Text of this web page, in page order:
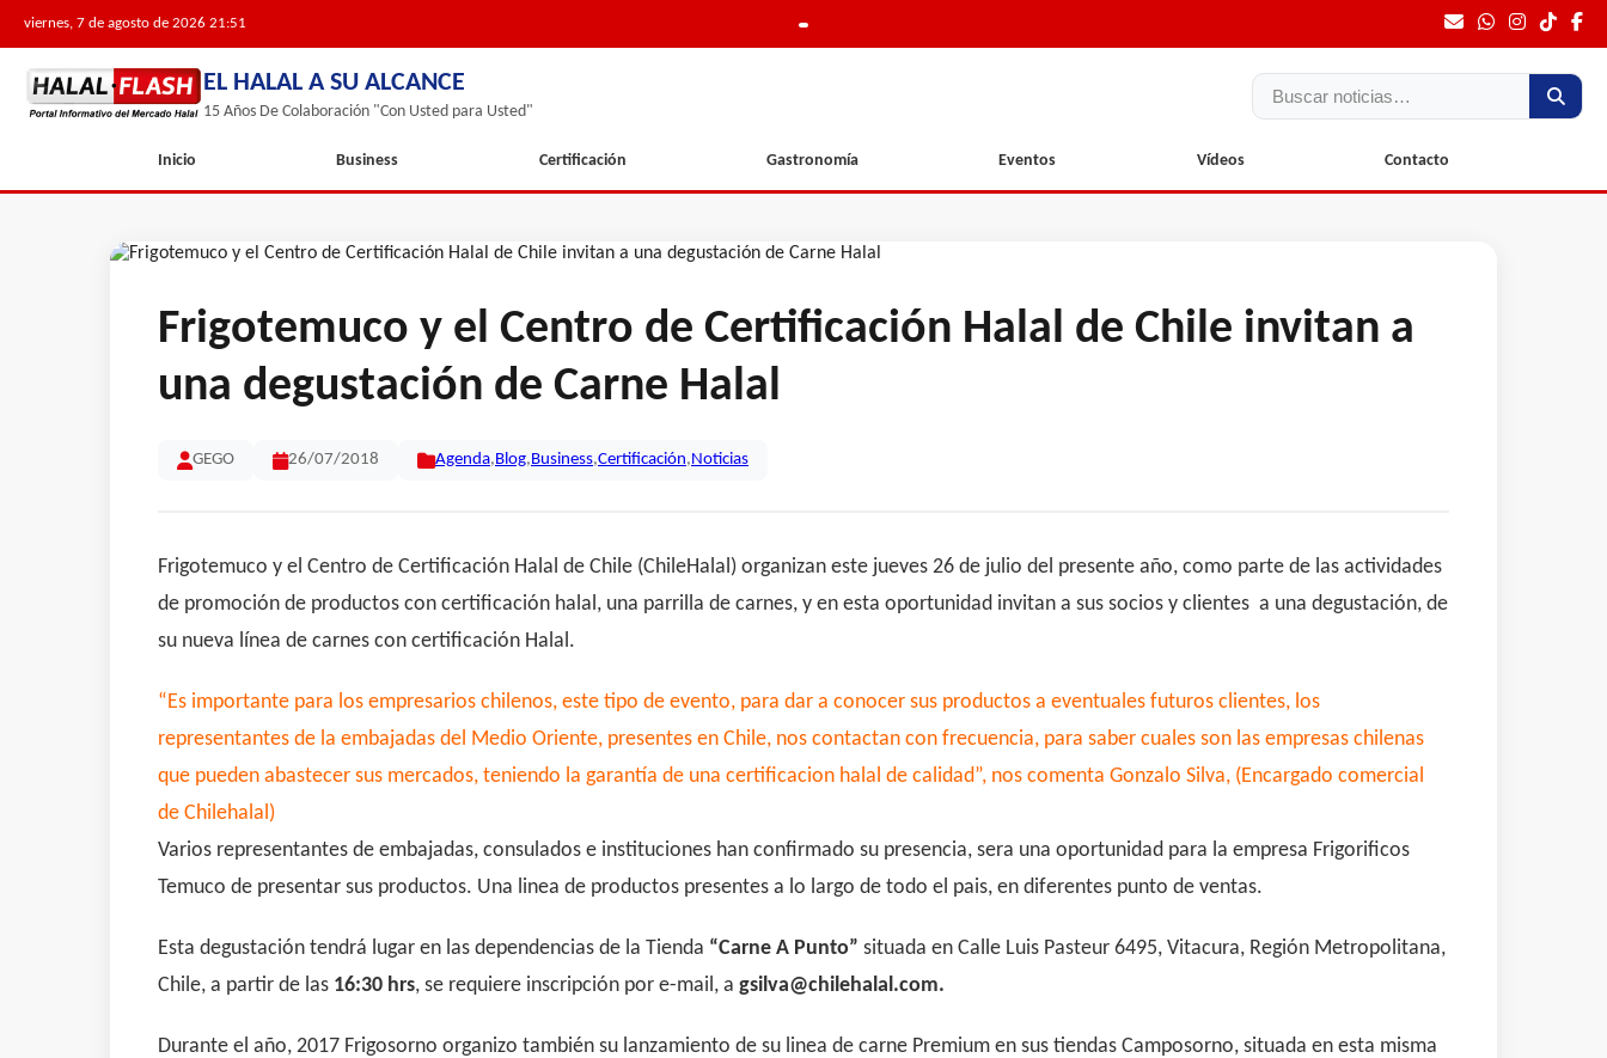
viernes, 7 de agosto de 2026 21:51
EL HALAL A SU ALCANCE
15 Años De Colaboración "Con Usted para Usted"
Buscar
Inicio Business Certificación Gastronomía Eventos Vídeos Contacto
Frigotemuco y el Centro de Certificación Halal de Chile invitan a
una degustación de Carne Halal
GEGO 26/07/2018 Agenda,Blog,Business,Certificación,Noticias
Frigotemuco y el Centro de Certificación Halal de Chile (ChileHalal) organizan este jueves 26 de julio del presente año, como parte de las actividades
de promoción de productos con certificación halal, una parrilla de carnes, y en esta oportunidad invitan a sus socios y clientes a una degustación, de
su nueva línea de carnes con certificación Halal.
“Es importante para los empresarios chilenos, este tipo de evento, para dar a conocer sus productos a eventuales futuros clientes, los
representantes de la embajadas del Medio Oriente, presentes en Chile, nos contactan con frecuencia, para saber cuales son las empresas chilenas
que pueden abastecer sus mercados, teniendo la garantía de una certificacion halal de calidad”, nos comenta Gonzalo Silva, (Encargado comercial
de Chilehalal)
Varios representantes de embajadas, consulados e instituciones han confirmado su presencia, sera una oportunidad para la empresa Frigorificos
Temuco de presentar sus productos. Una linea de productos presentes a lo largo de todo el pais, en diferentes punto de ventas.
Esta degustación tendrá lugar en las dependencias de la Tienda “Carne A Punto” situada en Calle Luis Pasteur 6495, Vitacura, Región Metropolitana,
Chile, a partir de las 16:30 hrs, se requiere inscripción por e-mail, a gsilva@chilehalal.com.
Durante el año, 2017 Frigosorno organizo también su lanzamiento de su linea de carne Premium en sus tiendas Camposorno, situada en esta misma